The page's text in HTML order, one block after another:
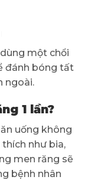
một chổi
đánh bóng tất
ngoài.
1 lần?
uống không
như bia,
men răng sẽ
bệnh nhân